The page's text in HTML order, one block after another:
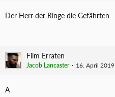
Der Herr der Ringe die Gefährten
Film Erraten
Jacob Lancaster 16. April 2019
A